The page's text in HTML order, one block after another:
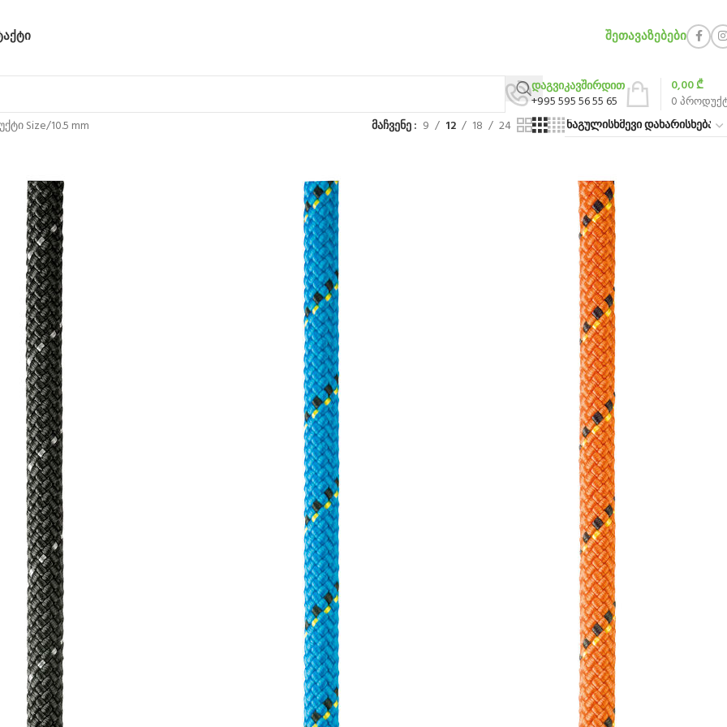
ᲨᲔᲗᲐᲕᲐᲖᲔᲑᲔᲑᲘ
დაგვიკავშირდით
+995 595 56 55 65
0
0,00₾
Size 10.5 mm მაჩვენე 9 12 18 24